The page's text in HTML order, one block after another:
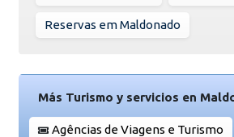
Reservas em Maldonado
Más Turismo y servicios en
Agências de Viagens e Turismo